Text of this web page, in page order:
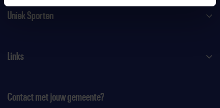
Uniek Sporten
Links
Contact met jouw gemeente?